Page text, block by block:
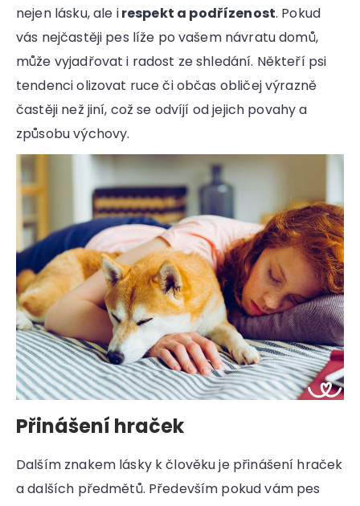
nejen lásku, ale irespekt a podřízenost. Pokud
vás nejčastěji pes líže po vašem návratu domů,
může vyjadřovat i radost ze shledání. Někteří psi
tendenci olizovat ruce či občas obličej výrazně
častěji než jiní, což se odvíjí od jejich povahy a
způsobu výchovy.
Přinášení hraček
Dalším znakem lásky k člověku je přinášení hraček
a dalších předmětů. Především pokud vám pes